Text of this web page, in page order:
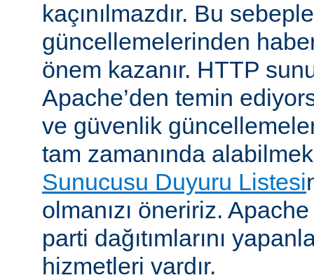
kaçınılmazdır. Bu
güncellemelerinden
önem kazanır. HTTP
Apache’den temin
ve güvenlik
tam zamanında
Sunucusu Duyuru Listesi
olmanızı öneririz. Apache
parti dağıtımlarını
hizmetleri vardır.